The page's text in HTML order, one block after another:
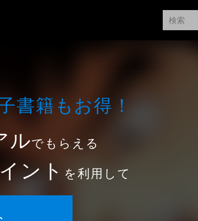
書籍もお得！
ルでもらえる
ント を利用して